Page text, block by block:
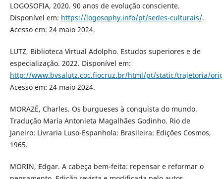
LOGOSOFIA, 2020. 90 anos de evolução consciente.
Disponível em: https://logosophy.info/pt/sedes-culturais/.
Acesso em: 24 maio 2024.
LUTZ, Biblioteca Virtual Adolpho. Estudos superiores e de
especialização. 2022. Disponível em:
http://www.bvsalutz.coc.fiocruz.br/html/pt/static/trajetoria/
Acesso em: 24 maio 2024.
MORAZÉ, Charles. Os burgueses à conquista do mundo.
Tradução Maria Antonieta Magalhães Godinho. Rio de
Janeiro: Livraria Luso-Espanhola: Brasileira: Edições Cosmos,
1965.
MORIN, Edgar. A cabeça bem-feita: repensar e reformar o